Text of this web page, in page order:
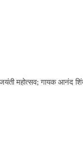
महोत्सव; गायक आनंद शिंदे